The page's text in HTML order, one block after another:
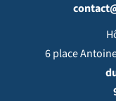
6 place